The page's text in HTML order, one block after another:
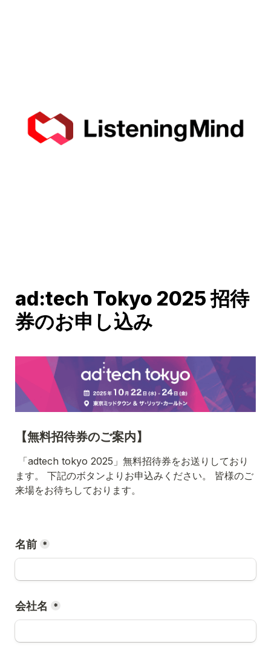
ad:tech Tokyo 2025 招待
券のお申し込み
【無料招待券のご案内】
ます。 下記のボタンよりお申込みください。 皆様のご
来場をお待ちしております。
名前 *
会社名 *